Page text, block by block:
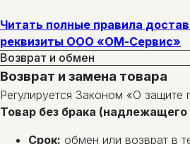
Читать полные правила
реквизиты ООО «ОМ-Сервис»
Возврат и обмен
Возврат и замена товара
Регулируется Законом «О защите
Товар без брака (надлежащего
Срок: обмен или возврат в